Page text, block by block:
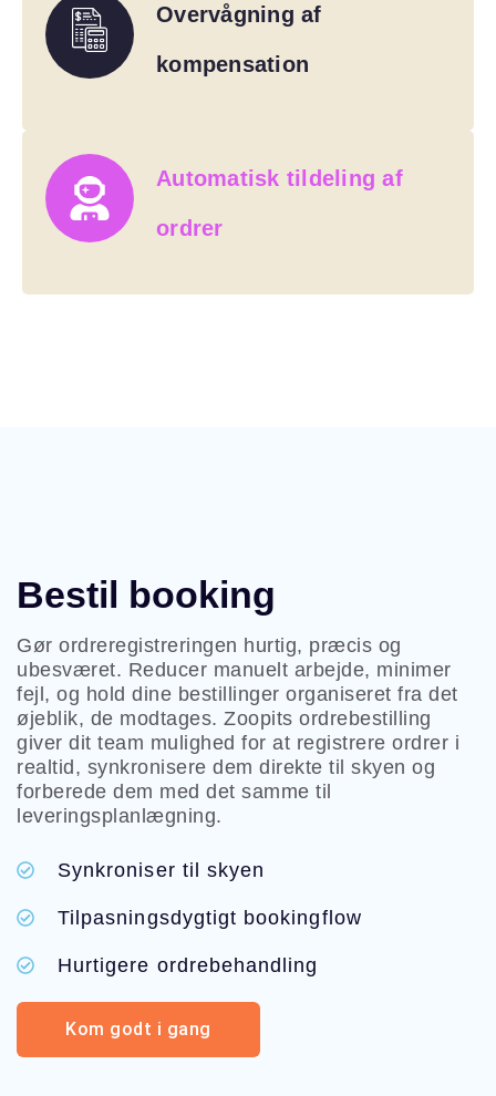
Overvågning af
kompensation
Automatisk tildeling af
ordrer
Bestil booking
Gør ordreregistreringen hurtig, præcis og
ubesværet. Reducer manuelt arbejde, minimer
fejl, og hold dine bestillinger organiseret fra det
øjeblik, de modtages. Zoopits ordrebestilling
giver dit team mulighed for at registrere ordrer i
realtid, synkronisere dem direkte til skyen og
forberede dem med det samme til
leveringsplanlægning.
Synkroniser til skyen
Tilpasningsdygtigt bookingflow
Hurtigere ordrebehandling
Kom godt i gang